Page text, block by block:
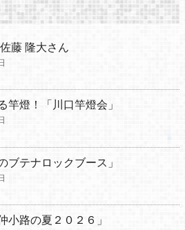
藤 隆大さん
竿燈！「川口竿燈会」
ブテナロックブース」
小路の夏２０２６」